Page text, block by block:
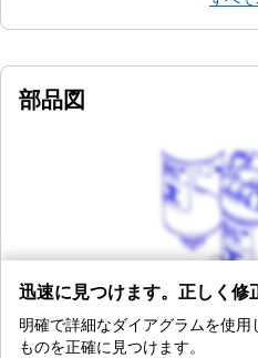
部品図
迅速に見つけます。正しく修
明確で詳細なダイアグラムを使
ものを正確に見つけます。